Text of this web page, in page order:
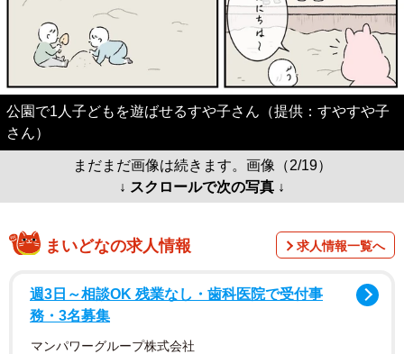
公園で1人子どもを遊ばせるすや子さん（提供：すやすや子
さん）
まだまだ画像は続きます。画像（2/19）
↓ スクロールで次の写真 ↓
まいどなの求人情報 求人情報一覧へ
週3日～相談OK 残業なし・歯科医院で受付事
務・3名募集
マンパワーグループ株式会社